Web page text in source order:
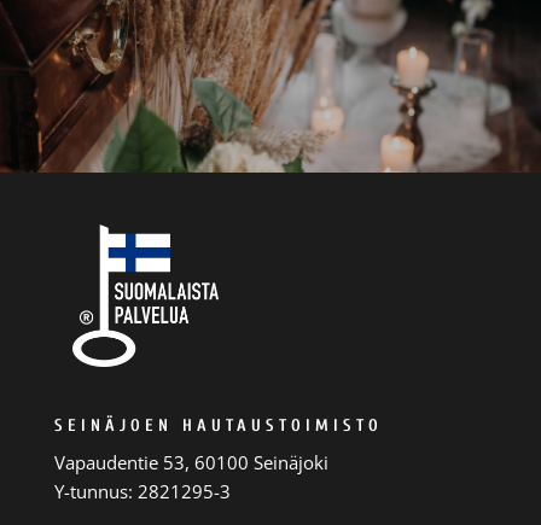
SEINÄJOEN HAUTAUSTOIMISTO
Vapaudentie 53, 60100 Seinäjoki
Y-tunnus: 2821295-3